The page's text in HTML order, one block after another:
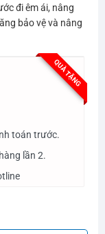
đi êm ái, nâng
bảo vệ và nâng
QUÀ TẶNG
toán trước.
lần 2.